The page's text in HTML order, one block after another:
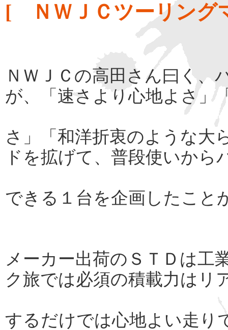
[ ＮＷＪＣツーリング
ＮＷＪＣの高田さん曰く、
が、「速さより心地よさ」
さ」「和洋折衷のような大
ドを拡げて、普段使いか
できる１台を企画したこと
メーカー出荷のＳＴＤは工
ク旅では必須の積載力はリ
するだけでは心地よい走り